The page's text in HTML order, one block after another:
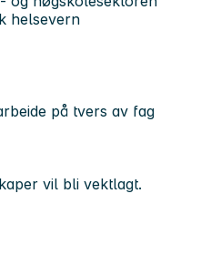
helsevern
på tvers av fag
vil bli vektlagt.